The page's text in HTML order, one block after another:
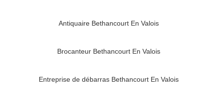
Antiquaire Bethancourt En Valois
Brocanteur Bethancourt En Valois
Entreprise de débarras Bethancourt En Valois